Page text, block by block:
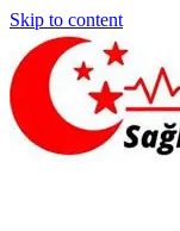
Skip to content